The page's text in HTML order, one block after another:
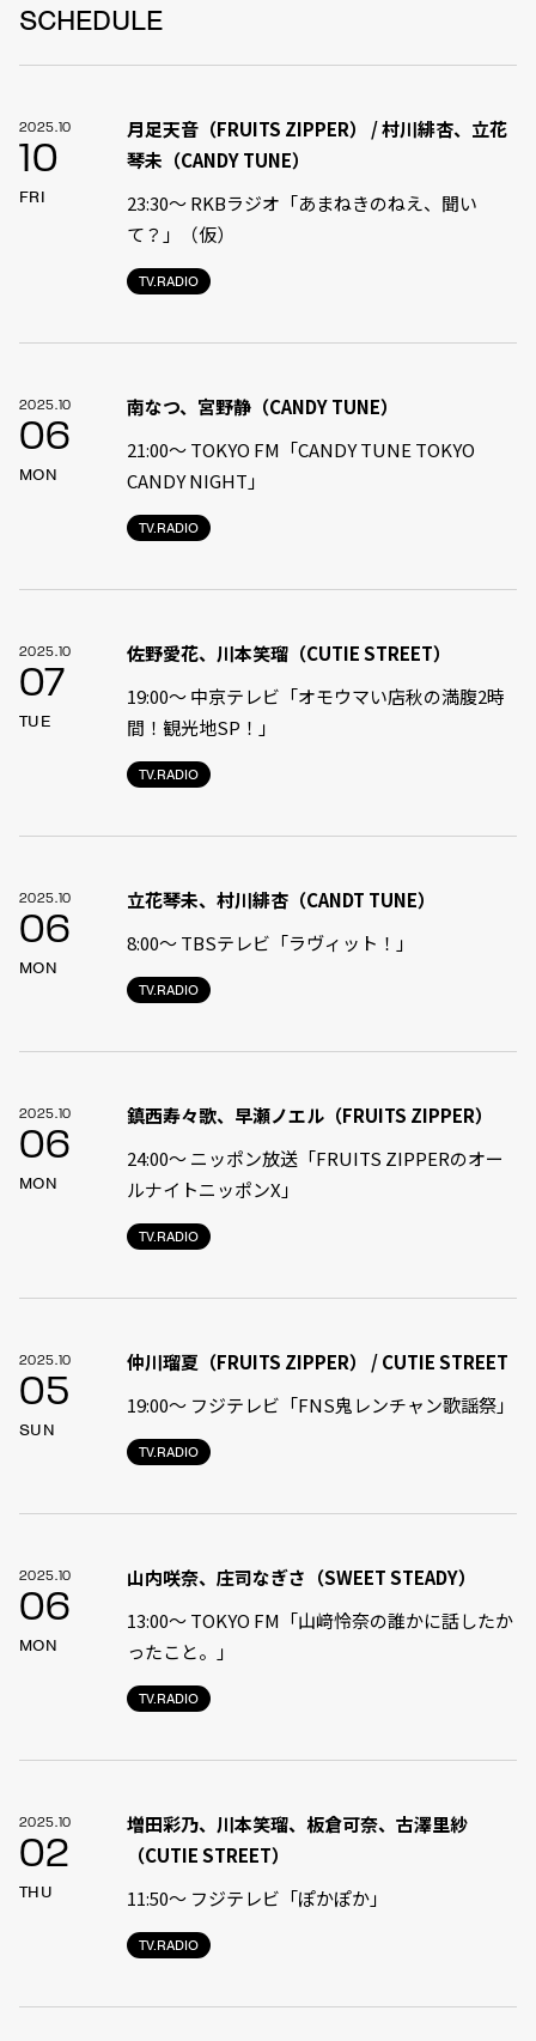
SCHEDULE
2025.10
10
FRI
TV.RADIO
月足天音（FRUITS ZIPPER） / 村川緋杏、立花
琴未（CANDY TUNE）
23:30〜 RKBラジオ「あまねきのねえ、聞い
て？」（仮）
2025.10
06
MON
TV.RADIO
南なつ、宮野静（CANDY TUNE）
21:00〜 TOKYO FM「CANDY TUNE TOKYO
CANDY NIGHT」
2025.10
07
TUE
TV.RADIO
佐野愛花、川本笑瑠（CUTIE STREET）
19:00〜 中京テレビ「オモウマい店秋の満腹2時
間！観光地SP！」
2025.10
06
MON
TV.RADIO
立花琴未、村川緋杏（CANDT TUNE）
8:00〜 TBSテレビ「ラヴィット！」
2025.10
06
MON
TV.RADIO
鎮西寿々歌、早瀬ノエル（FRUITS ZIPPER）
24:00〜 ニッポン放送「FRUITS ZIPPERのオー
ルナイトニッポンX」
2025.10
05
SUN
TV.RADIO
仲川瑠夏（FRUITS ZIPPER） / CUTIE STREET
19:00〜 フジテレビ「FNS鬼レンチャン歌謡祭」
2025.10
06
MON
TV.RADIO
山内咲奈、庄司なぎさ（SWEET STEADY）
13:00〜 TOKYO FM「山﨑怜奈の誰かに話したか
ったこと。」
2025.10
02
THU
TV.RADIO
増田彩乃、川本笑瑠、板倉可奈、古澤里紗
（CUTIE STREET）
11:50〜 フジテレビ「ぽかぽか」